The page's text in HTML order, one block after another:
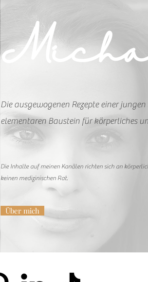
Die ausgewogenen Rezepte einer
elementaren Baustein für körperliches
Die Inhalte auf meinen Kanälen richten sich an
keinen medizinischen Rat.
Über mich